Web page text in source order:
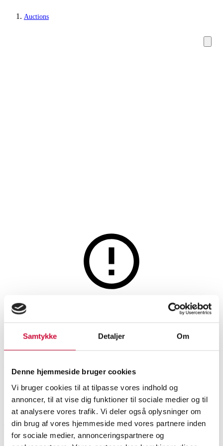
Samtykke Detaljer Om
Denne hjemmeside bruger cookies
Vi bruger cookies til at tilpasse vores indhold og
annoncer, til at vise dig funktioner til sociale medier og til
at analysere vores trafik. Vi deler også oplysninger om
din brug af vores hjemmeside med vores partnere inden
for sociale medier, annonceringspartnere og
Auctions
Table lamps
Pierre Charpin for HAY. Eight
table lamps, Size S, model PC,
SHOWROOM
Aalborg
ESTIMATE
DKK 4,000
ITEM NUMBER
6529694
VAT lot